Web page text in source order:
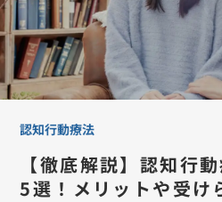
認知行動療法
【徹底解説】認知行
5選！メリットや受け